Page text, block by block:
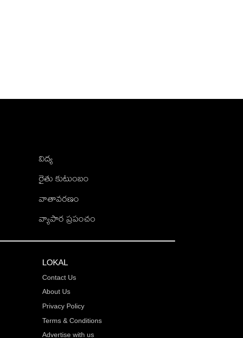
విద్య
రైతు కుటుంబం
వాతావరణం
వ్యాపార ప్రపంచం
LOKAL
Contact Us
About Us
Privacy Policy
Terms & Conditions
Advertise with us